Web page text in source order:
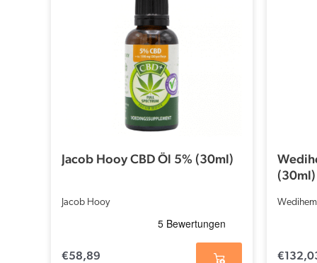
Jacob Hooy CBD Öl 5% (30ml)
Jacob Hooy
€58,89
(30ml)
€